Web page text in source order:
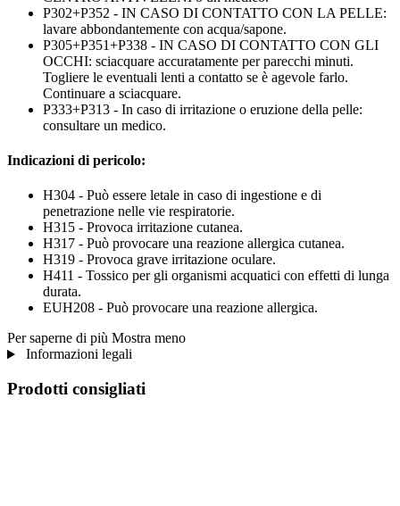
P302+P352 - IN CASO DI CONTATTO CON LA PELLE:
lavare abbondantemente con acqua/sapone.
P305+P351+P338 - IN CASO DI CONTATTO CON GLI
OCCHI: sciacquare accuratamente per parecchi minuti.
Togliere le eventuali lenti a contatto se è agevole farlo.
Continuare a sciacquare.
P333+P313 - In caso di irritazione o eruzione della pelle:
consultare un medico.
Indicazioni di pericolo:
H304 - Può essere letale in caso di ingestione e di
penetrazione nelle vie respiratorie.
H315 - Provoca irritazione cutanea.
H317 - Può provocare una reazione allergica cutanea.
H319 - Provoca grave irritazione oculare.
H411 - Tossico per gli organismi acquatici con effetti di lunga
durata.
EUH208 - Può provocare una reazione allergica.
Per saperne di più Mostra meno
Informazioni legali
Prodotti consigliati